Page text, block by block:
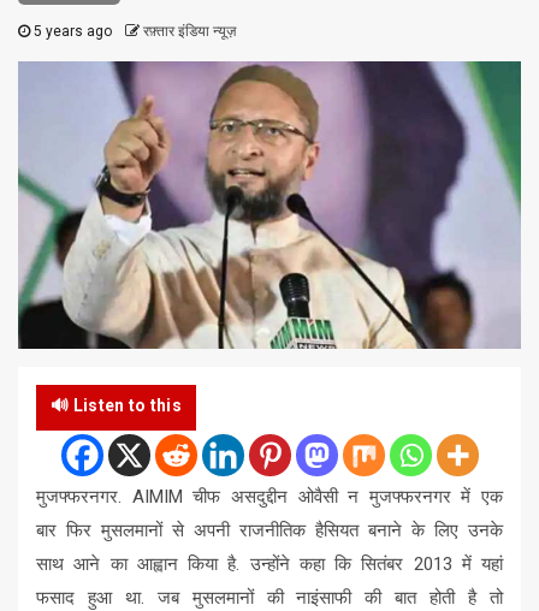
5 years ago रफ़्तार इंडिया न्यूज़
🔊 Listen to this
मुजफ्फरनगर. AIMIM चीफ असदुद्दीन ओवैसी न मुजफ्फरनगर में एक
बार फिर मुसलमानों से अपनी राजनीतिक हैसियत बनाने के लिए उनके
साथ आने का आह्वान किया है. उन्होंने कहा कि सितंबर 2013 में यहां
फसाद हुआ था. जब मुसलमानों की नाइंसाफी की बात होती है तो